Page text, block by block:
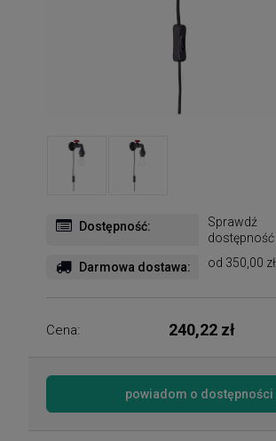
Dostępność:
Sprawdź
dostępność
Darmowa dostawa: od 350,00 zł
Cena: 240,22 zł
powiadom o dostępności